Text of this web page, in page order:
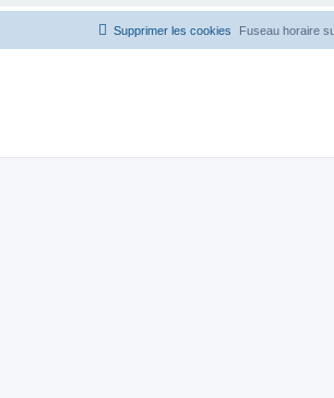
Fuseau horaire
Supprimer les cookies